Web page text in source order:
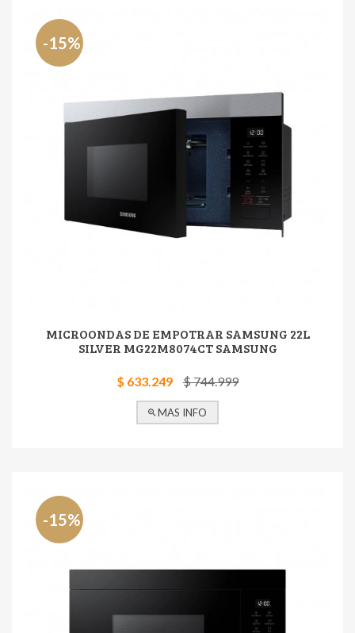
-15%
MICROONDAS DE EMPOTRAR SAMSUNG 22L
SILVER MG22M8074CT SAMSUNG
$ 633.249 $ 744.999
MAS INFO
-15%